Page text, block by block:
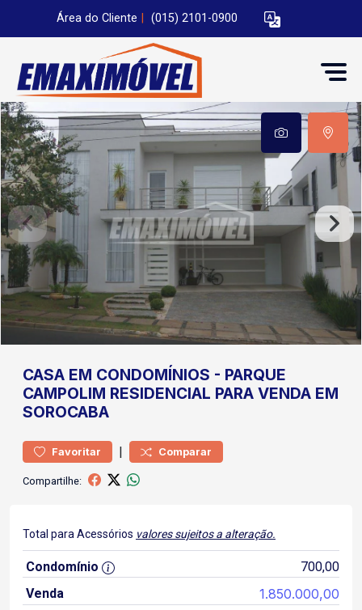
Área do Cliente (015) 2101-0900
CASA EM CONDOMÍNIOS - PARQUE
CAMPOLIM RESIDENCIAL PARA VENDA EM
SOROCABA
Favoritar | Comparar
Compartilhe:
Total para Acessórios valores sujeitos a alteração.
Condomínio
700,00
Venda
1.850.000,00